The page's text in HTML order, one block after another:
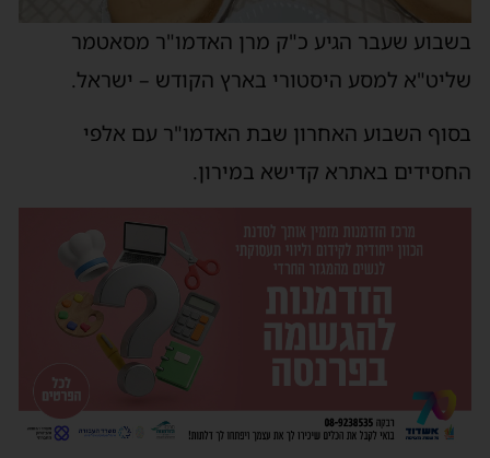
בשבוע שעבר הגיע כ"ק מרן האדמו"ר מסאטמר
שליט"א למסע היסטורי בארץ הקודש – ישראל.
בסוף השבוע האחרון שבת האדמו"ר עם אלפי
החסידים באתרא קדישא במירון.